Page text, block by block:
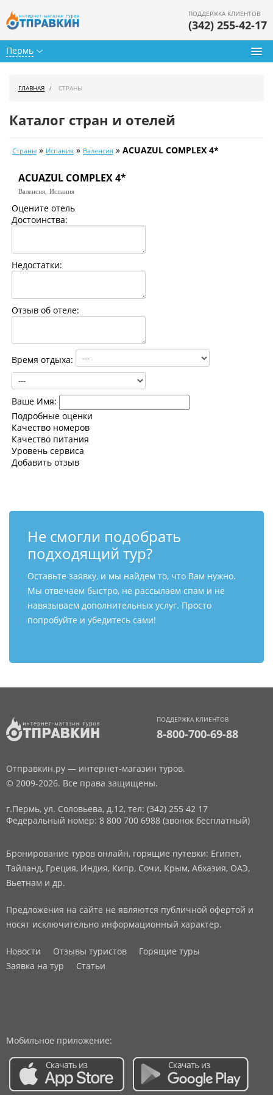
Пермь
ПОДДЕРЖКА КЛИЕНТОВ
(342) 255-42-17
Календарь туров
Цены дня
Страны
ГЛАВНАЯ СТРАНЫ
Каталог стран и отелей
Страны » Испания » Валенсия » ACUAZUL COMPLEX 4*
ACUAZUL COMPLEX 4*
Валенсия, Испания
Оцените отель
Достоинства:
Недостатки:
Отзыв об отеле:
Время отдыха:
Ваше Имя:
Подробные оценки
Качество номеров
Качество питания
Уровень сервиса
Добавить отзыв
Не смогли подобрать
подходящий тур?
Оставьте заявку, и мы найдем то, что Вам нужно.
Мы отвечаем быстро, не рассылаем спам и не
навязываем дополнительных услуг. Просто
попробуйте и убедитесь сами!
ПОДДЕРЖКА КЛИЕНТОВ
8-800-700-69-88
Отправкин.ру — интернет-магазин туров.
© 2009-2026. Все права защищены.
г.Пермь, ул. Соловьева, д.12, тел: (342) 255 42 17
Федеральный номер: 8 800 700 6988 (звонок бесплатный)
Бронирование туров онлайн, горящие путевки: Египет,
Тайланд, Греция, Индия, Кипр, Сочи, Крым, Абхазия, ОАЭ,
Вьетнам и др.
Предложения на сайте не являются публичной офертой и
носят исключительно информационный характер.
Новости Отзывы туристов
Горящие туры
Заявка на тур
Статьи
Мобильное приложение: